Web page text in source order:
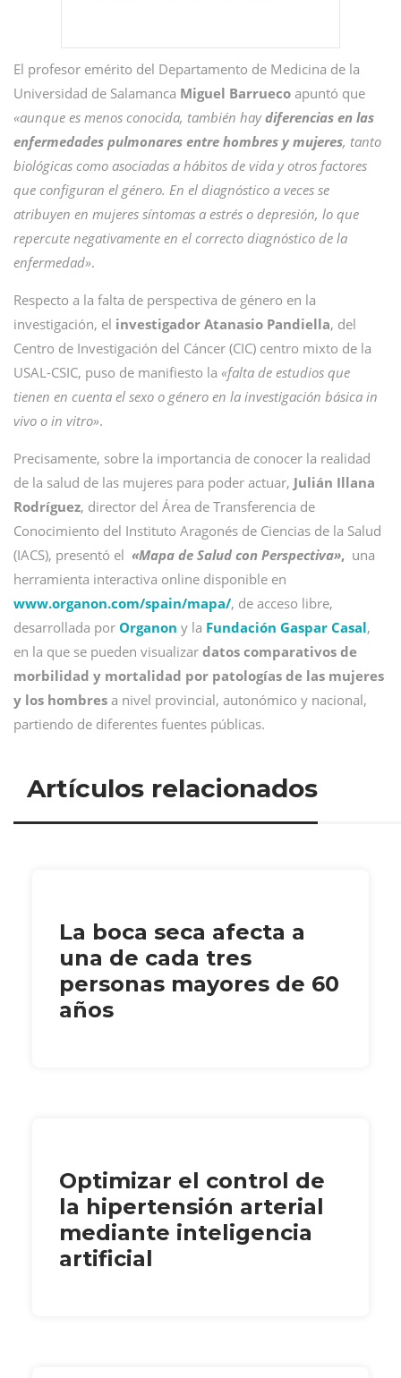
El profesor emérito del Departamento de Medicina de la
Universidad de Salamanca Miguel Barrueco apuntó que
«aunque es menos conocida, también haydiferencias en las
enfermedades pulmonares entre hombres y mujeres, tanto
biológicas como asociadas a hábitos de vida y otros factores
que configuran el género. En el diagnóstico a veces se
atribuyen en mujeres síntomas a estrés o depresión, lo que
repercute negativamente en el correcto diagnóstico de la
enfermedad».
Respecto a la falta de perspectiva de género en la
investigación, el investigador Atanasio Pandiella, del
Centro de Investigación del Cáncer (CIC) centro mixto de la
USAL-CSIC, puso de manifiesto la «falta de estudios que
tienen en cuenta el sexo o género en la investigación básica in
vivo o in vitro».
Precisamente, sobre la importancia de conocer la realidad
de la salud de las mujeres para poder actuar, Julián Illana
Rodríguez, director del Área de Transferencia de
Conocimiento del Instituto Aragonés de Ciencias de la Salud
(IACS), presentó el «Mapa de Salud con Perspectiva», una
herramienta interactiva online disponible en
www.organon.com/spain/mapa/, de acceso libre,
desarrollada por Organon y la Fundación Gaspar Casal,
en la que se pueden visualizar datos comparativos de
morbilidad y mortalidad por patologías de las mujeres
y los hombres a nivel provincial, autonómico y nacional,
partiendo de diferentes fuentes públicas.
Artículos relacionados
La boca seca afecta a
una de cada tres
personas mayores de 60
años
Optimizar el control de
la hipertensión arterial
mediante inteligencia
artificial